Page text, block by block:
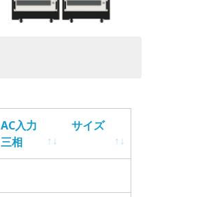
AC入力
三相
サイズ